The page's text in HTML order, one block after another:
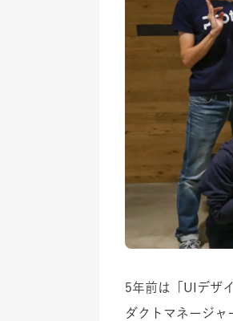
5年前は「UIデザ
ダクトマネージャ